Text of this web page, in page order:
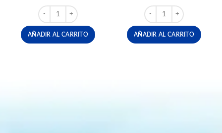
FERRERO CHAMPAGNE X 8 UND cantidad
AÑADIR AL CARRITO
CHICLES FINI TENNIS
AÑADIR AL CARRITO